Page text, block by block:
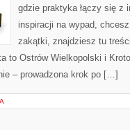
gdzie praktyka łączy się z
inspiracji na wypad,
zakątki, znajdziesz tu
to Ostrów Wielkopolski i
– prowadzona krok po […]